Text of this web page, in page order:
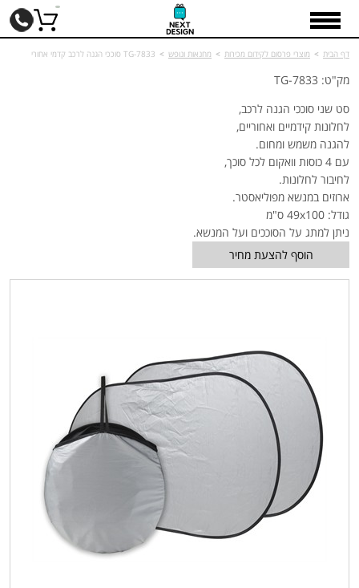
דף הבית > מוצרי פרסום לקידום מכירות > מחנאות ונופש > TG-7833 סוככי הגנה לרכב קדמי אחורי
מק"ט: TG-7833
סט שני סוככי הגנה לרכב,
לחלונות קידמיים ואחוריים,
להגנה משמש ומחום.
עם 4 כוסות וואקום לכל סוכך,
לחיבור לחלונות.
ארוזים במנשא מפוליאסטר.
גודל: 49x100 ס"מ
ניתן למתג על הסוככים ועל המנשא.
הוסף להצעת מחיר